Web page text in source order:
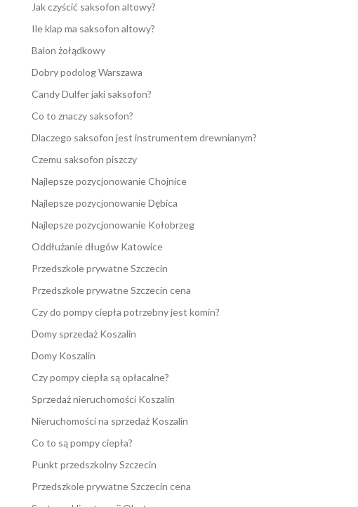
Jak czyścić saksofon altowy?
Ile klap ma saksofon altowy?
Balon żołądkowy
Dobry podolog Warszawa
Candy Dulfer jaki saksofon?
Co to znaczy saksofon?
Dlaczego saksofon jest instrumentem drewnianym?
Czemu saksofon piszczy
Najlepsze pozycjonowanie Chojnice
Najlepsze pozycjonowanie Dębica
Najlepsze pozycjonowanie Kołobrzeg
Oddłużanie długów Katowice
Przedszkole prywatne Szczecin
Przedszkole prywatne Szczecin cena
Czy do pompy ciepła potrzebny jest komin?
Domy sprzedaż Koszalin
Domy Koszalin
Czy pompy ciepła są opłacalne?
Sprzedaż nieruchomości Koszalin
Nieruchomości na sprzedaż Koszalin
Co to są pompy ciepła?
Punkt przedszkolny Szczecin
Przedszkole prywatne Szczecin cena